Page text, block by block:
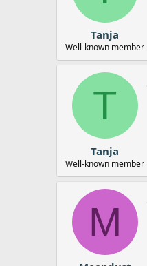
Tanja
Well-known member
T
Tanja
Well-known member
M